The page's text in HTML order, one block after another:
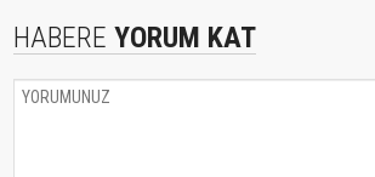
HABERE YORUM KAT